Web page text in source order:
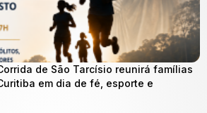
de São Tarcísio reunirá famílias
em dia de fé, esporte e